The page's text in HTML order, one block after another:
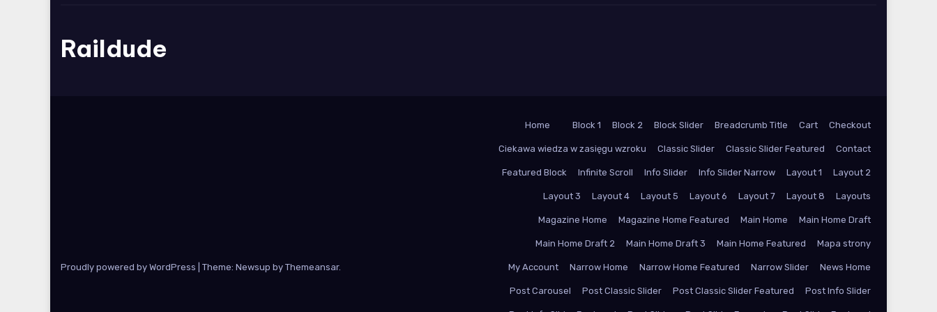
Raildude
Proudly powered by WordPress Theme: Newsup by Themeansar.
Home Block 1 Block 2 Block Slider Breadcrumb Title Cart Checkout
Ciekawa wiedza w zasięgu wzroku Classic Slider Classic Slider Featured Contact
Featured Block Infinite Scroll Info Slider Info Slider Narrow Layout 1 Layout 2
Layout 3 Layout 4 Layout 5 Layout 6 Layout 7 Layout 8 Layouts
Magazine Home Magazine Home Featured Main Home Main Home Draft
Main Home Draft 2 Main Home Draft 3 Main Home Featured Mapa strony
My Account Narrow Home Narrow Home Featured Narrow Slider News Home
Post Carousel Post Classic Slider Post Classic Slider Featured Post Info Slider